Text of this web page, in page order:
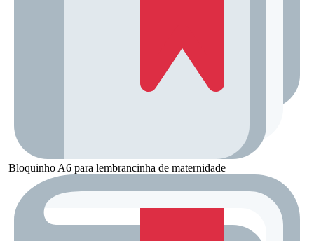
Bloquinho A6 para lembrancinha de maternidade